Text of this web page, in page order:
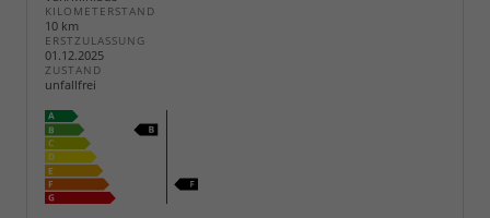
KILOMETERSTAND
10 km
ERSTZULASSUNG
01.12.2025
ZUSTAND
unfallfrei